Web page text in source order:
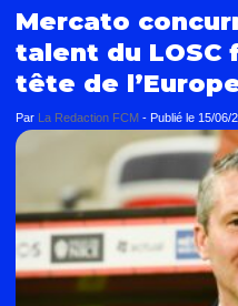
Mercato
talent du
tête de
Par La Redaction FCM - Publié le 15/06/